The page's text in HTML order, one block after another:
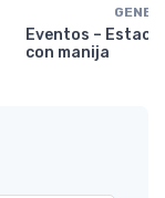
Eventos –
con manija